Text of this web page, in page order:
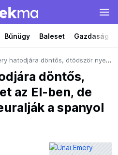
Bűnügy Baleset Gazdaság
ötödször nyerhet az El-ben, de teljes Európát leuralják a spanyol vezetőedzők
döntős,
az El-ben, de
a spanyol